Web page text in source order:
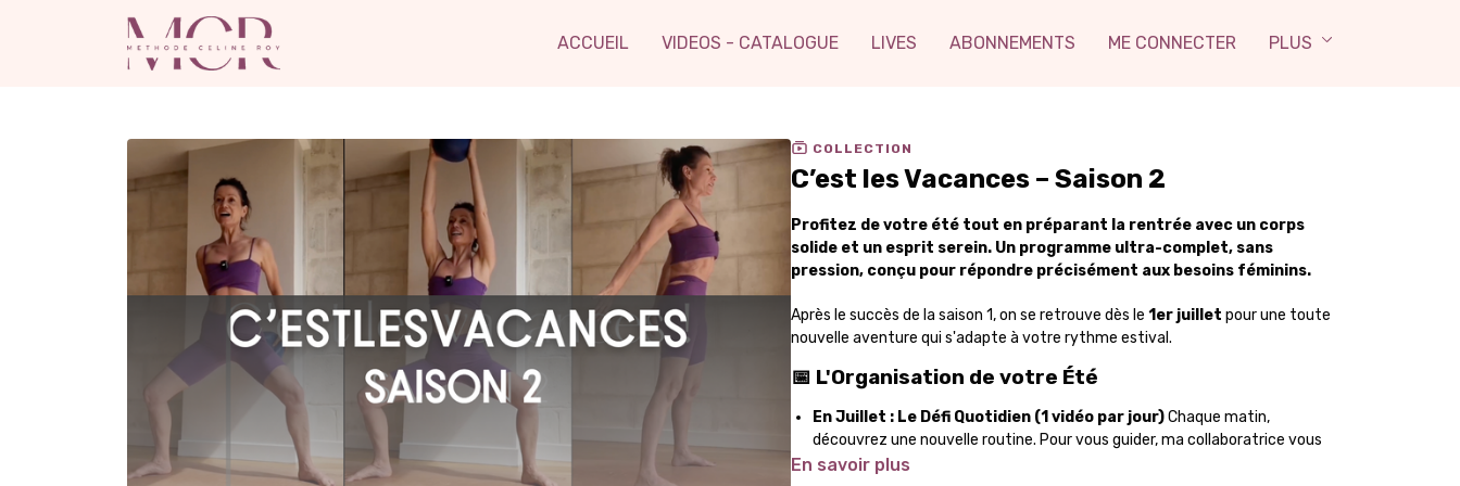
ACCUEIL VIDEOS - CATALOGUE LIVES ABONNEMENTS ME CONNECTER PLUS
COLLECTION
C’est les Vacances – Saison 2
Profitez de votre été tout en préparant la rentrée avec un corps
solide et un esprit serein. Un programme ultra-complet, sans
pression, conçu pour répondre précisément aux besoins féminins.
Après le succès de la saison 1, on se retrouve dès le 1er juillet pour une toute
nouvelle aventure qui s'adapte à votre rythme estival.
📅 L'Organisation de votre Été
En Juillet : Le Défi Quotidien (1 vidéo par jour)Chaque matin,
découvrez une nouvelle routine. Pour vous guider, ma collaboratrice vous
envoieun mail chaque jour
En savoir plus